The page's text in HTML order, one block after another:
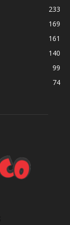
233
169
161
140
99
74